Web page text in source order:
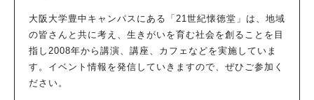
大阪大学豊中キャンパスにある「21世紀懐徳堂」は、地域
の皆さんと共に考え、生きがいを育む社会を創ることを目
指し2008年から講演、講座、カフェなどを実施していま
す。イベント情報を発信していきますので、ぜひご参加く
ださい。